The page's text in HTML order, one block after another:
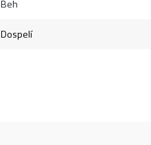
Beh
Dospelí